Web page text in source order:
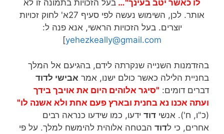
לו כאשר יטב בעינך"… בעל הזכויות בתמונה זו לא
אותר. לכן, השימוש נעשה לפי סעיף 27א' לחוק זכויות
יוצרים. בעל הזכויות הראשי, אנא פנה ל:
yehezkeally@gmail.com
]
בהזדמנות השנייה שנקרתה לידם, בהגיעם אל המלך
בחניית הלילה כאשר כולם ישנו, אמר אבישי לדוד
דברים דומים: "סיגר אלוהים היום את אויבך בידך
ועתה אכנו נא בחנית ובארץ פעם אחת ולא אשנה לו"
(כ"ו, ח'). אנשי דוד ידעו, כמו שידעו כנראה רבים
אחרים, כי לדוד הבטחה אלוהית להימשח למלך. על פי